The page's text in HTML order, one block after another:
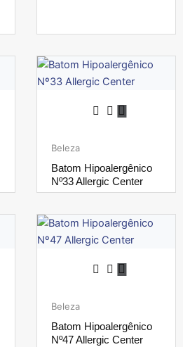
Beleza
Batom Hipoalergênico
Nº33 Allergic Center
Beleza
Batom Hipoalergênico
Nº47 Allergic Center